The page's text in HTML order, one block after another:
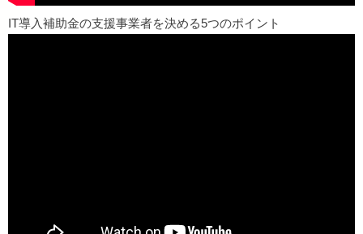
IT導入補助金の支援事業者を決める5つのポイント